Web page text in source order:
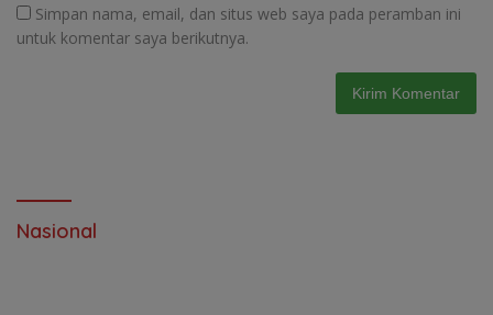
Simpan nama, email, dan situs web saya pada peramban ini
untuk komentar saya berikutnya.
Nasional